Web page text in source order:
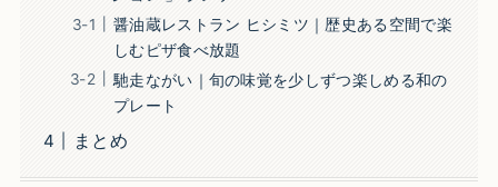
醤油蔵レストラン ヒシミツ｜歴史ある空間で楽
しむピザ食べ放題
馳走ながい｜旬の味覚を少しずつ楽しめる和の
プレート
まとめ